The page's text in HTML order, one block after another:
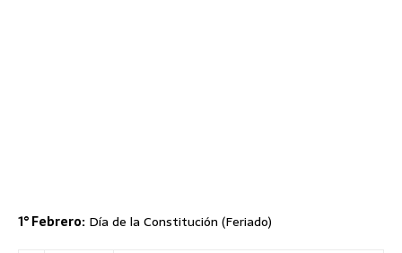
1° Febrero: Día de la Constitución (Feriado)